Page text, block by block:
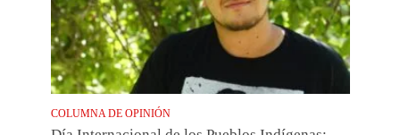
COLUMNA DE OPINIÓN